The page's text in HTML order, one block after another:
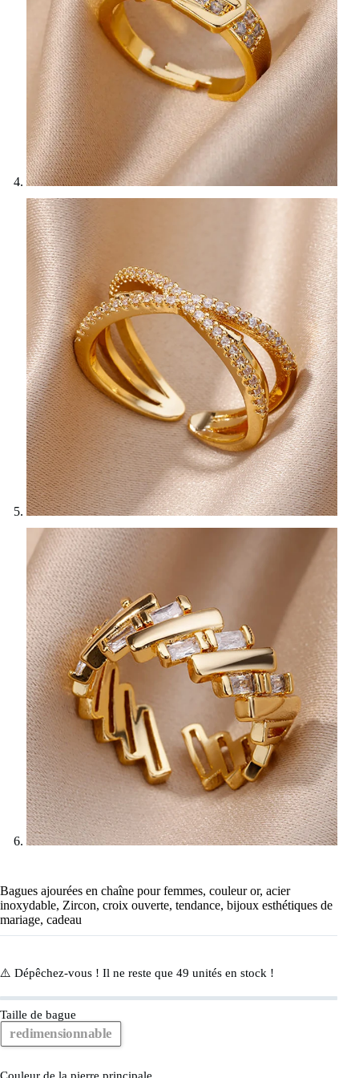
Bagues ajourées en chaîne pour femmes, couleur or, acier
inoxydable, Zircon, croix ouverte, tendance, bijoux esthétiques de
mariage, cadeau
⚠️ Dépêchez-vous ! Il ne reste que 49 unités en stock !
Taille de bague
redimensionnable